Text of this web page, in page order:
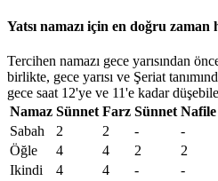
Yatsı namazı için en doğru zaman
Tercihen namazı gece yarısından
birlikte, gece yarısı ve Şeriat
gece saat 12'ye ve 11'e kadar
Namaz Sünnet Farz Sünnet Nafile
Sabah
2 2 - -
Öğle
4 4 2 2
Ikindi
4 4 - -